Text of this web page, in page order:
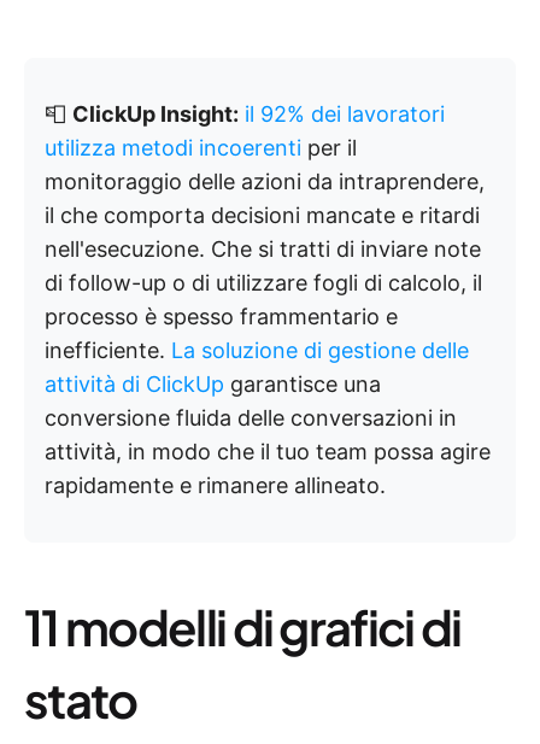
📮 ClickUp Insight: il 92% dei lavoratori
utilizza metodi incoerenti per il
monitoraggio delle azioni da intraprendere,
il che comporta decisioni mancate e ritardi
nell'esecuzione. Che si tratti di inviare note
di follow-up o di utilizzare fogli di calcolo, il
processo è spesso frammentario e
inefficiente. La soluzione di gestione delle
attività di ClickUp garantisce una
conversione fluida delle conversazioni in
attività, in modo che il tuo team possa agire
rapidamente e rimanere allineato.
11 modelli di grafici di
stato